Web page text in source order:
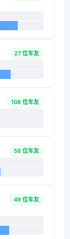
27 位车友
108 位车友
58 位车友
49 位车友